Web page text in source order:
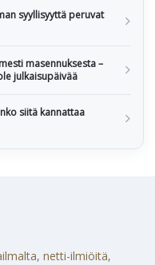
syyllisyyttä peruvat
masennuksesta –
julkaisupäivää
siitä kannattaa
netti-ilmiöitä,